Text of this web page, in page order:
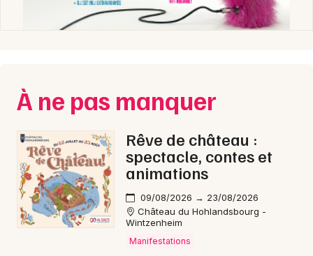
À ne pas manquer
Rêve de château :
spectacle, contes et
animations
09/08/2026 → 23/08/2026
Château du Hohlandsbourg -
Wintzenheim
Manifestations